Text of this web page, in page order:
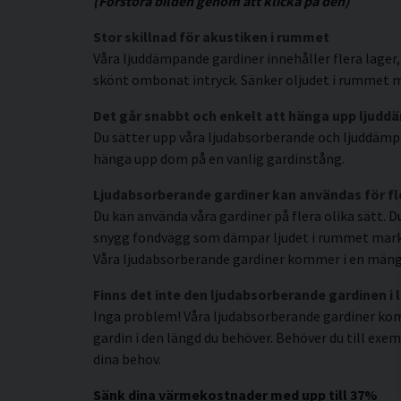
Stor skillnad för akustiken i rummet
Våra ljuddämpande gardiner innehåller flera
skönt ombonat intryck. Sänker oljudet i rummet
Det går snabbt och enkelt att hänga upp
Du sätter upp våra ljudabsorberande och
hänga upp dom på en vanlig gardinstång.
Ljudabsorberande gardiner kan användas för
Du kan använda våra gardiner på flera olika sätt.
snygg fondvägg som dämpar ljudet i rummet
Våra ljudabsorberande gardiner kommer i en
Finns det inte den ljudabsorberande gardinen i
Inga problem! Våra ljudabsorberande gardiner
gardin i den längd du behöver. Behöver du till
dina behov.
Sänk dina värmekostnader med upp till 37%